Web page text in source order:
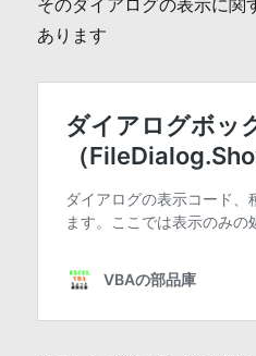
そのダイアログの表示に関
あります